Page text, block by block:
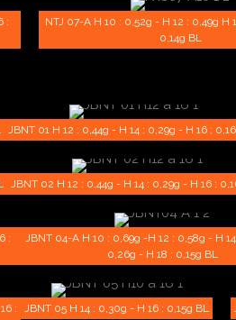
:
NTJ 07-A H 10 : 0,52g - H 12 : 0,49g H
0,14g BL
JBNT 01 H 12 : 0,44g - H 14 : 0,29g - H 16 :
JBNT 02 H 12 : 0,44g - H 14 : 0,29g - H 16 :
:
JBNT 04-A H 10 : 0,69g -H 12 : 0,58g - H
0,26g - H 18 : 0,15g BL
:
JBNT 05 H 14 : 0,30g - H 16 : 0,15g BL